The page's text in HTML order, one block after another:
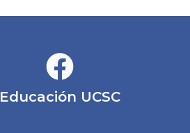
Educación UCSC